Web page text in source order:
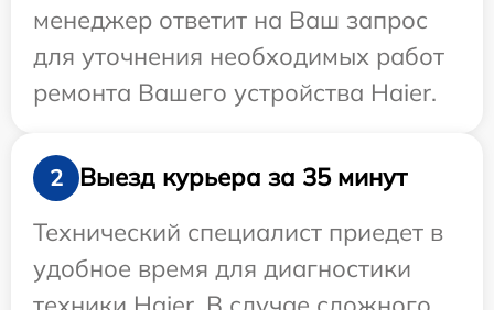
менеджер ответит на Ваш запрос
для уточнения необходимых работ
ремонта Вашего устройства Haier.
2
Выезд курьера за 35 минут
Технический специалист приедет в
удобное время для диагностики